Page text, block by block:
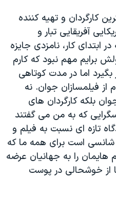
کارگردان و تهیه کننده
آفریقایی تبار و
کار، نامزدی جایزه
برایم مهم نبود که کارم
اما در مدت کوتاهی
از فیلمسازان جوان. نه
بلکه کارگردان های
که به من می گفتند
تازه ای نسبت به فیلم و
شانسی است برای همه ما که
هایمان را به جهانیان عرضه
از خوشحالی در پوست